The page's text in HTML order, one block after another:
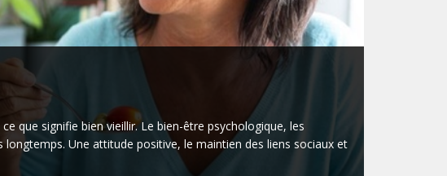
que signifie bien vieillir. Le bien-être psychologique, les
Une attitude positive, le maintien des liens sociaux et